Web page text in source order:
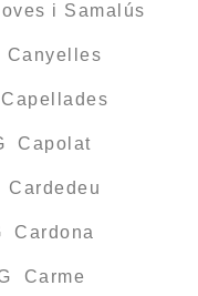
i Samalús
Capolat
Cardona
Carme